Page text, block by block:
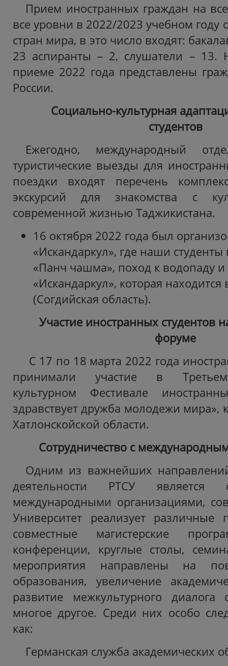
Прием иностранных граждан на
все уровни в 2022/2023 учебном году
стран мира, в это число входят:
23 аспиранты – 2, слушатели – 13.
приеме 2022 года представлены
России.
Социально-культурная
студентов
Ежегодно, международный
туристические выезды для
поездки входят перечень
экскурсий для знакомства с
современной жизнью Таджикистана.
16 октября 2022 года был
«Искандаркул», где наши
«Панч чашма», поход к водопаду и
«Искандаркул», которая
(Согдийская область).
Участие иностранных студентов
форуме
С 17 по 18 марта 2022 года
принимали участие в
культурном Фестивале
здравствует дружба молодежи мира»,
Хатлонскойской области.
Сотрудничество с
Одним из важнейших
деятельности РТСУ является
международными организациями,
Университет реализует различные
совместные магистерские
конференции, круглые столы,
мероприятия направлены на
образования, увеличение
развитие межкультурного
многое другое. Среди них особо
как:
Германская служба академических